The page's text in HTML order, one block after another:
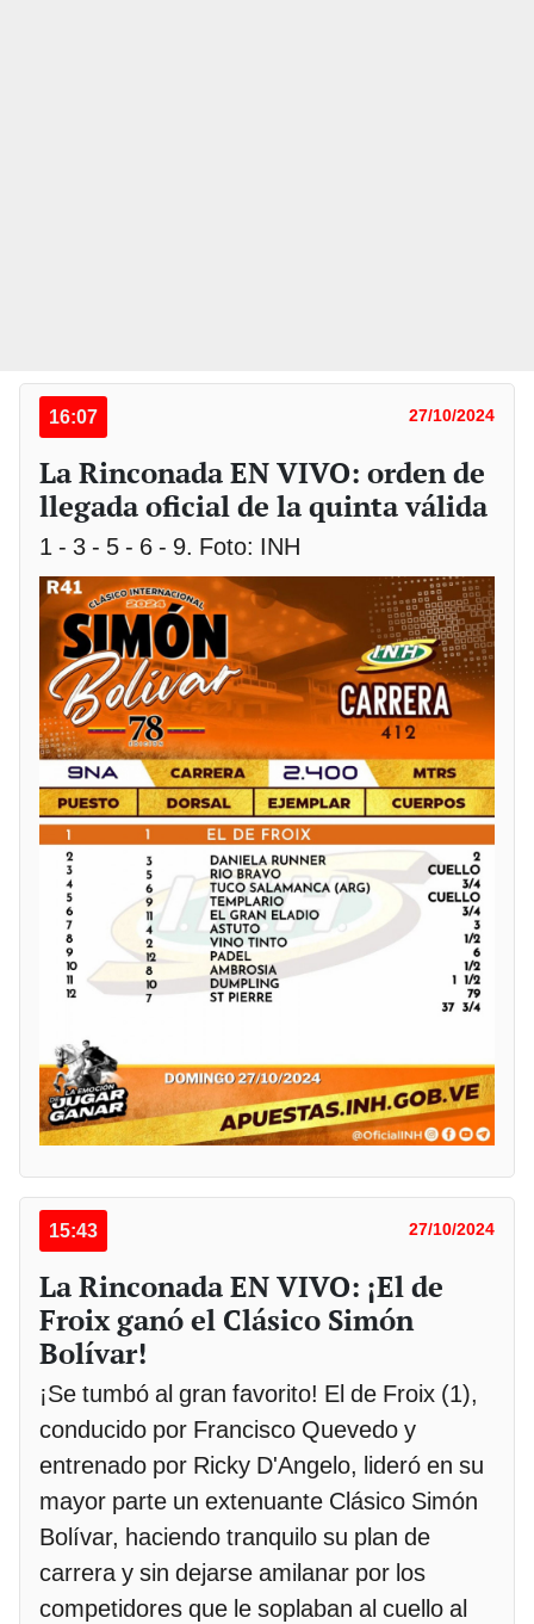
16:07 27/10/2024
La Rinconada EN VIVO: orden de
llegada oficial de la quinta válida
1 - 3 - 5 - 6 - 9. Foto: INH
15:43 27/10/2024
La Rinconada EN VIVO: ¡El de
Froix ganó el Clásico Simón
Bolívar!
¡Se tumbó al gran favorito! El de Froix (1),
conducido por Francisco Quevedo y
entrenado por Ricky D'Angelo, lideró en su
mayor parte un extenuante Clásico Simón
Bolívar, haciendo tranquilo su plan de
carrera y sin dejarse amilanar por los
competidores que le soplaban al cuello al